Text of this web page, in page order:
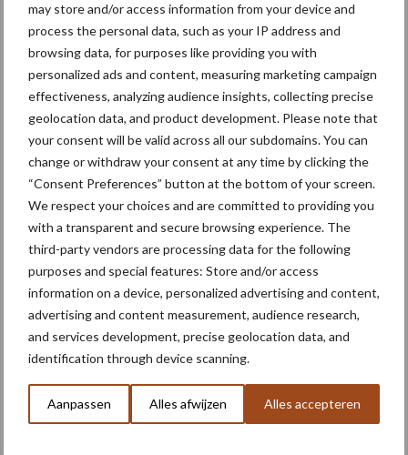
may store and/or access information from your device and
process the personal data, such as your IP address and
browsing data, for purposes like providing you with
personalized ads and content, measuring marketing campaign
effectiveness, analyzing audience insights, collecting precise
geolocation data, and product development. Please note that
your consent will be valid across all our subdomains. You can
change or withdraw your consent at any time by clicking the
“Consent Preferences” button at the bottom of your screen.
We respect your choices and are committed to providing you
with a transparent and secure browsing experience. The
third-party vendors are processing data for the following
purposes and special features: Store and/or access
information on a device, personalized advertising and content,
advertising and content measurement, audience research,
and services development, precise geolocation data, and
identification through device scanning.
Aanpassen Alles afwijzen Alles accepteren
U heeft net een deel van een artikel uit vakblad de Loonwerker
gelezen. Het hele en soortgelijke artikelen lezen? Neem dan een
abonnement op het vakblad.
Tekst en beeld: Jens Kusters
Aanbevolen voor jou! trekkers
Claas komt met drie nieuwe
Axion 8 Cmatic-modellen
tot 313 pk
Fendt viert 50.000e Fendt
900 Vario met een